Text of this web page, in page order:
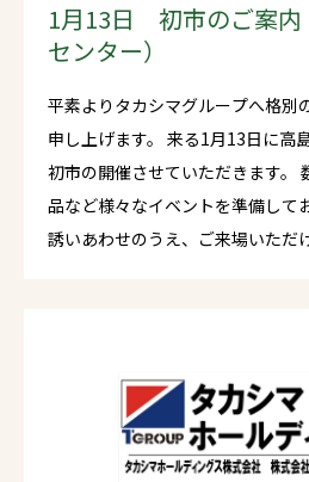
1月13日 初市のご案内
センター）
平素よりタカシマグループへ格別
申し上げます。 来る1月13日に高島木材流通センターにて
初市の開催させていただきます。 数量限定の福袋や特価商
品など様々なイベントを準備しております。
誘いあわせのうえ、ご来場いただけれ